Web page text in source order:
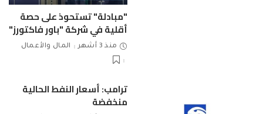
"مبادلة" تستحوذ على حصة
أقلية في شركة "باور فاكتورز"
منذ 3 أشهر المال والأعمال
ترامب: أسعار النفط الحالية
منخفضة